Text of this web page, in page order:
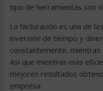
tipo de herramientas son
La facturación es una de
inversión de tiempo y
constantemente, mientras
Así que mientras más
mejores resultados
empresa.